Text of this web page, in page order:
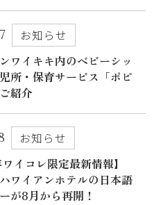
お知らせ
ワイキキ内のベビーシッ
所・保育サービス「ポピ
紹介
お知らせ
ワイコレ限定最新情報】
ワイアンホテルの日本語
が8月から再開！
空券を検索
チリゾート
アリーコレクションリゾート
スティンリゾート&スパ
セル
CLOSE